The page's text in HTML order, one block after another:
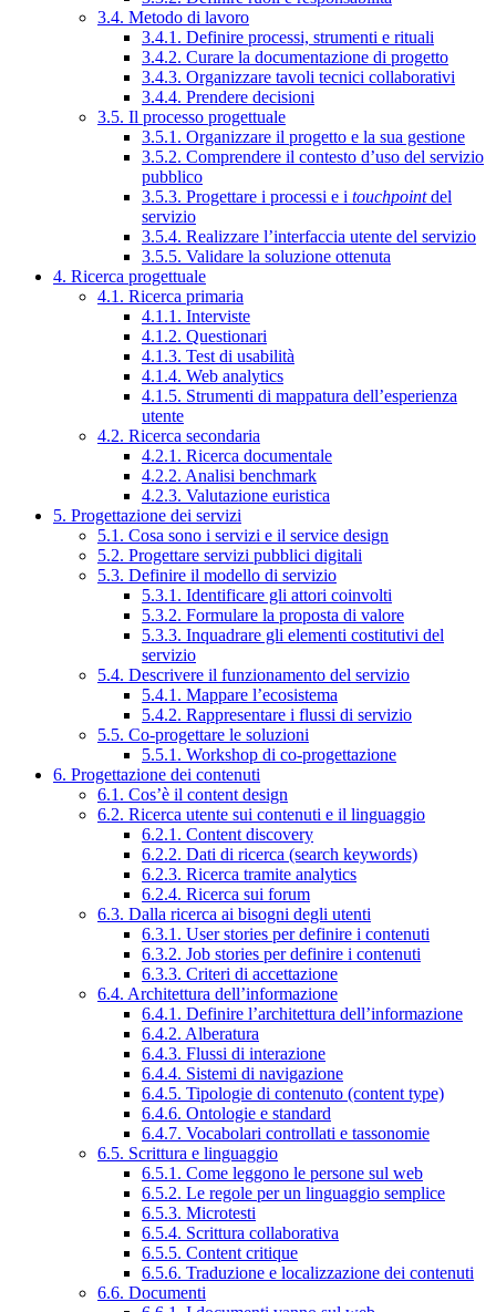
3.4. Metodo di lavoro
3.4.1. Definire processi, strumenti e rituali
3.4.2. Curare la documentazione di progetto
3.4.3. Organizzare tavoli tecnici collaborativi
3.4.4. Prendere decisioni
3.5. Il processo progettuale
3.5.1. Organizzare il progetto e la sua gestione
3.5.2. Comprendere il contesto d’uso del servizio
pubblico
3.5.3. Progettare i processi e i touchpointdel
servizio
3.5.4. Realizzare l’interfaccia utente del servizio
3.5.5. Validare la soluzione ottenuta
4. Ricerca progettuale
4.1. Ricerca primaria
4.1.1. Interviste
4.1.2. Questionari
4.1.3. Test di usabilità
4.1.4. Web analytics
4.1.5. Strumenti di mappatura dell’esperienza
utente
4.2. Ricerca secondaria
4.2.1. Ricerca documentale
4.2.2. Analisi benchmark
4.2.3. Valutazione euristica
5. Progettazione dei servizi
5.1. Cosa sono i servizi e il service design
5.2. Progettare servizi pubblici digitali
5.3. Definire il modello di servizio
5.3.1. Identificare gli attori coinvolti
5.3.2. Formulare la proposta di valore
5.3.3. Inquadrare gli elementi costitutivi del
servizio
5.4. Descrivere il funzionamento del servizio
5.4.1. Mappare l’ecosistema
5.4.2. Rappresentare i flussi di servizio
5.5. Co-progettare le soluzioni
5.5.1. Workshop di co-progettazione
6. Progettazione dei contenuti
6.1. Cos’è il content design
6.2. Ricerca utente sui contenuti e il linguaggio
6.2.1. Content discovery
6.2.2. Dati di ricerca (search keywords)
6.2.3. Ricerca tramite analytics
6.2.4. Ricerca sui forum
6.3. Dalla ricerca ai bisogni degli utenti
6.3.1. User stories per definire i contenuti
6.3.2. Job stories per definire i contenuti
6.3.3. Criteri di accettazione
6.4. Architettura dell’informazione
6.4.1. Definire l’architettura dell’informazione
6.4.2. Alberatura
6.4.3. Flussi di interazione
6.4.4. Sistemi di navigazione
6.4.5. Tipologie di contenuto (content type)
6.4.6. Ontologie e standard
6.4.7. Vocabolari controllati e tassonomie
6.5. Scrittura e linguaggio
6.5.1. Come leggono le persone sul web
6.5.2. Le regole per un linguaggio semplice
6.5.3. Microtesti
6.5.4. Scrittura collaborativa
6.5.5. Content critique
6.5.6. Traduzione e localizzazione dei contenuti
6.6. Documenti